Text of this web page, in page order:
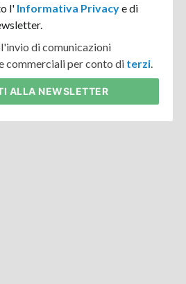
l' Informativa Privacye di
di comunicazioni
commerciali per conto di terzi.
ALLA NEWSLETTER